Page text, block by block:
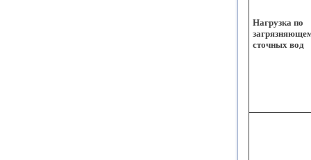
Нагрузка по
сточных вод